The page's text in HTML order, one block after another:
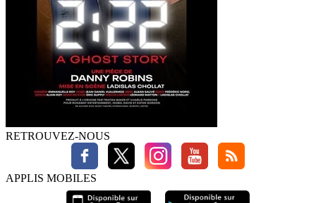
RETROUVEZ-NOUS
APPLIS MOBILES